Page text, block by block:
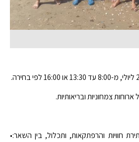
חוויות והרפתקאות, ותכלול, בין השאר:•